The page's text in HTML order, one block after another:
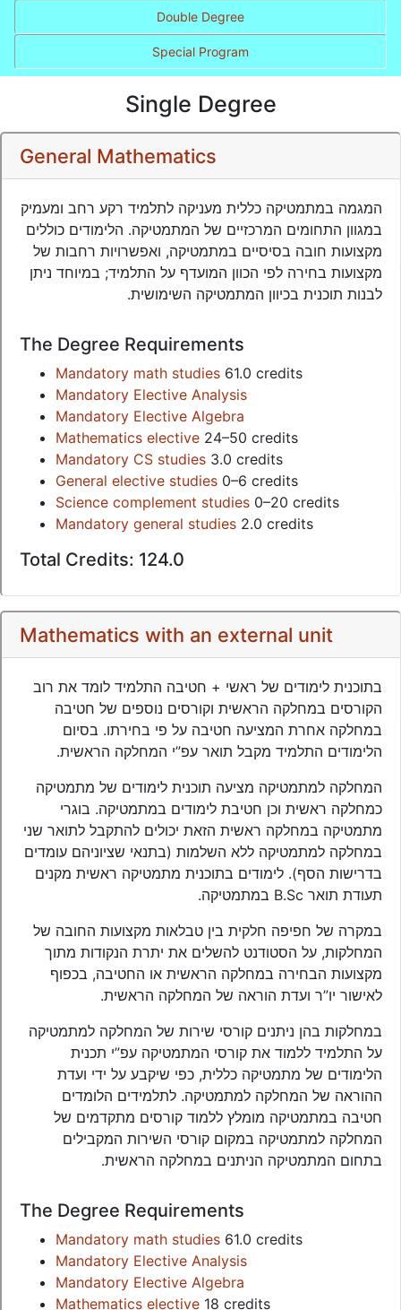
Double Degree
Special Program
Single Degree
General Mathematics
המגמה במתמטיקה כללית מעניקה לתלמיד רקע רחב ומעמיק
במגוון התחומים המרכזיים של המתמטיקה. הלימודים כוללים
מקצועות חובה בסיסיים במתמטיקה, ואפשרויות רחבות של
מקצועות בחירה לפי הכוון המועדף על התלמיד; במיוחד ניתן
לבנות תוכנית בכיוון המתמטיקה השימושית.
The Degree Requirements
Mandatory math studies 61.0 credits
Mandatory Elective Analysis
Mandatory Elective Algebra
Mathematics elective 24–50 credits
Mandatory CS studies 3.0 credits
General elective studies 0–6 credits
Science complement studies 0–20 credits
Mandatory general studies 2.0 credits
Total Credits: 124.0
Mathematics with an external unit
בתוכנית לימודים של ראשי + חטיבה התלמיד לומד את רוב
הקורסים במחלקה הראשית וקורסים נוספים של חטיבה
במחלקה אחרת המציעה חטיבה על פי בחירתו. בסיום
הלימודים התלמיד מקבל תואר עפ”י המחלקה הראשית.
המחלקה למתמטיקה מציעה תוכנית לימודים של מתמטיקה
כמחלקה ראשית וכן חטיבת לימודים במתמטיקה. בוגרי
מתמטיקה במחלקה ראשית הזאת יכולים להתקבל לתואר שני
במחלקה למתמטיקה ללא השלמות (בתנאי שציוניהם עומדים
בדרישות הסף). לימודים בתוכנית מתמטיקה ראשית מקנים
תעודת תואר B.Sc במתמטיקה.
במקרה של חפיפה חלקית בין טבלאות מקצועות החובה של
המחלקות, על הסטודנט להשלים את יתרת הנקודות מתוך
מקצועות הבחירה במחלקה הראשית או החטיבה, בכפוף
לאישור יו”ר ועדת הוראה של המחלקה הראשית.
במחלקות בהן ניתנים קורסי שירות של המחלקה למתמטיקה
על התלמיד ללמוד את קורסי המתמטיקה עפ”י תכנית
הלימודים של מתמטיקה כללית, כפי שיקבע על ידי ועדת
ההוראה של המחלקה למתמטיקה. לתלמידים הלומדים
חטיבה במתמטיקה מומלץ ללמוד קורסים מתקדמים של
המחלקה למתמטיקה במקום קורסי השירות המקבילים
בתחום המתמטיקה הניתנים במחלקה הראשית.
The Degree Requirements
Mandatory math studies 61.0 credits
Mandatory Elective Analysis
Mandatory Elective Algebra
Mathematics elective 18 credits